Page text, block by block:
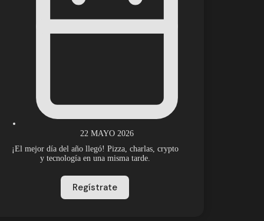
22 MAYO 2026
¡El mejor día del año llegó! Pizza, charlas, crypto
y tecnología en una misma tarde.
Regístrate